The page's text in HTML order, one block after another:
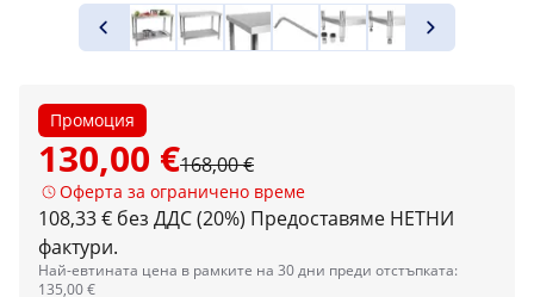
Промоция
130,00 €168,00 €
Оферта за ограничено време
108,33 € без ДДС (20%) Предоставяме НЕТНИ
фактури.
Най-евтината цена в рамките на 30 дни преди отстъпката:
135,00 €